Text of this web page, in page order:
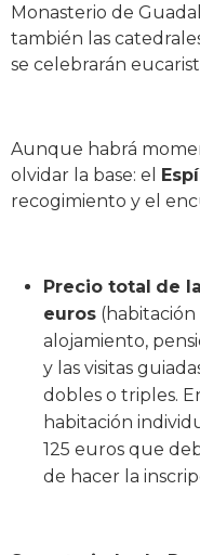
Monasterio de
también las
se celebrarán
Aunque habrá
olvidar la base: el
recogimiento y el
Precio total de
euros
alojamiento,
y las visitas
dobles o triples.
habitación
125 euros que
de hacer la